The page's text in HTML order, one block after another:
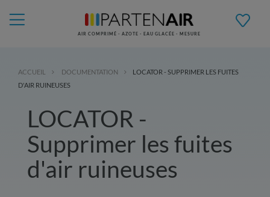
AIR COMPRIMÉ - AZOTE - EAU GLACÉE - MESURE
ACCUEIL DOCUMENTATION
LOCATOR - SUPPRIMER LES FUITES
D'AIR RUINEUSES
LOCATOR -
Supprimer les fuites
d'air ruineuses